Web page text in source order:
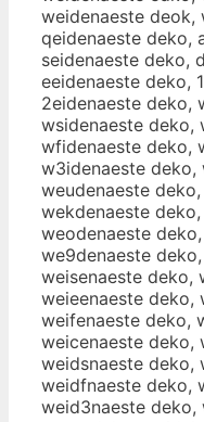
weidenaeste deok,
qeidenaeste deko,
seidenaeste deko,
eeidenaeste deko,
2eidenaeste deko,
wsidenaeste deko,
wfidenaeste deko,
w3idenaeste deko,
weudenaeste
wekdenaeste
weodenaeste
we9denaeste
weisenaeste deko,
weieenaeste deko,
weifenaeste deko,
weicenaeste deko,
weidsnaeste deko,
weidfnaeste deko,
weid3naeste deko,